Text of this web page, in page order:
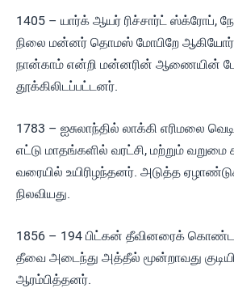
1405 – யார்க் ஆயர் ரிச்சார்ட் ஸ்க்ரோப்,
நிலை மன்னர் தொமஸ் மோபிறே ஆகியோர்
நான்காம் என்றி மன்னரின் ஆணையின்
தூக்கிலிடப்பட்டனர்.
1783 – ஐசுலாந்தில் லாக்கி எரிமலை
எட்டு மாதங்களில் வரட்சி, மற்றும்
வரையில் உயிரிழந்தனர். அடுத்த
நிலவியது.
1856 – 194 பிட்கன் தீவினரைக் கொண்ட
தீவை அடைந்து அத்தீல் மூன்றாவது
ஆரம்பித்தனர்.